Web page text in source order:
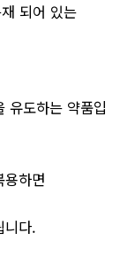
되어 있는
유도하는 약품입
하면
니다.